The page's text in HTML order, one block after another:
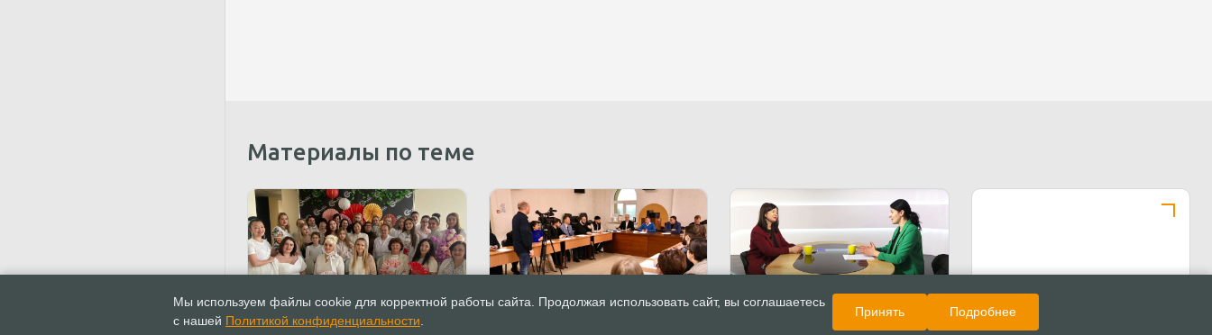
Материалы по теме
Церковь на Камчатке провела
женскую встречу в японском
Кузбасс — регион
ТОЛК: На какую помощь могут
рассчитывать освободившиеся
Мы используем файлы cookie для корректной работы сайта. Продолжая использовать сайт, вы соглашаетесь
с нашей Политикой конфиденциальности
Принять Подробнее